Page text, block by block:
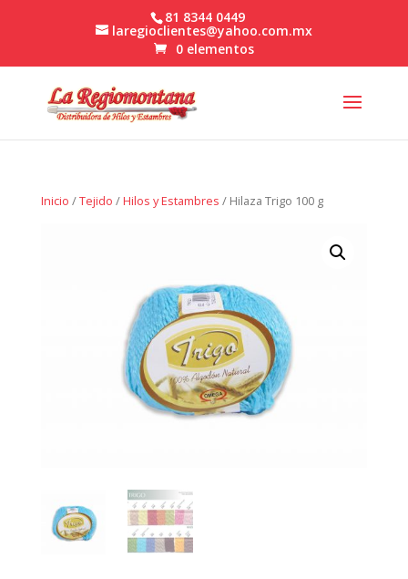
81 8344 0449
laregioclientes@yahoo.com.mx
0 elementos
Inicio /Tejido /Hilos y Estambres / Hilaza Trigo 100 g